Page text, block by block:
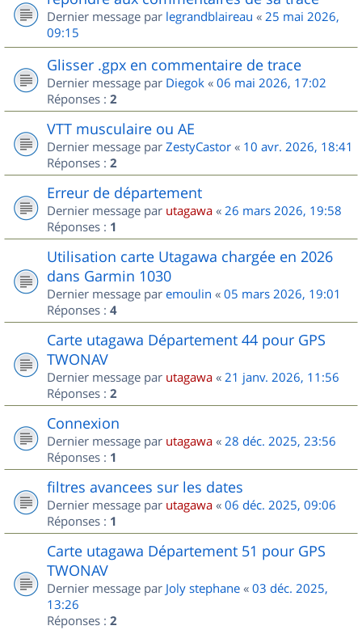
Dernier message par legrandblaireau « 25 mai 2026,
09:15
Glisser .gpx en commentaire de trace
Dernier message par Diegok « 06 mai 2026, 17:02
Réponses : 2
VTT musculaire ou AE
Dernier message par ZestyCastor « 10 avr. 2026, 18:41
Réponses : 2
Erreur de département
Dernier message par utagawa « 26 mars 2026, 19:58
Réponses : 1
Utilisation carte Utagawa chargée en 2026
dans Garmin 1030
Dernier message par emoulin « 05 mars 2026, 19:01
Réponses : 4
Carte utagawa Département 44 pour GPS
TWONAV
Dernier message par utagawa « 21 janv. 2026, 11:56
Réponses : 2
Connexion
Dernier message par utagawa « 28 déc. 2025, 23:56
Réponses : 1
filtres avancees sur les dates
Dernier message par utagawa « 06 déc. 2025, 09:06
Réponses : 1
Carte utagawa Département 51 pour GPS
TWONAV
Dernier message par Joly stephane « 03 déc. 2025,
13:26
Réponses : 2